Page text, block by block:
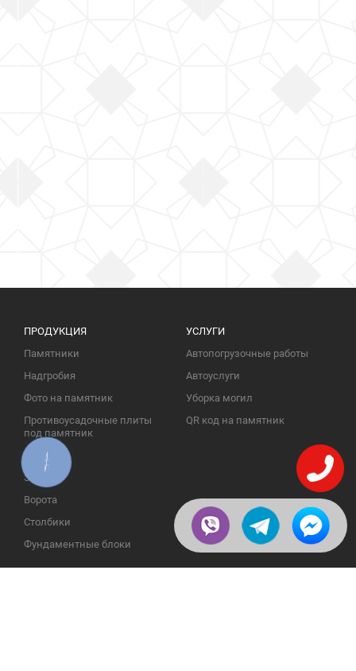
ПРОДУКЦИЯ
Памятники
Надгробия
Фото на памятник
Противоусадочные плиты
под памятник
Колодцы
Заборы
Ворота
Столбики
Фундаментные блоки
УСЛУГИ
Автопогрузочные работы
Автоуслуги
Уборка могил
QR код на памятник
КНОПКА
ЗВ'ЯЗКУ